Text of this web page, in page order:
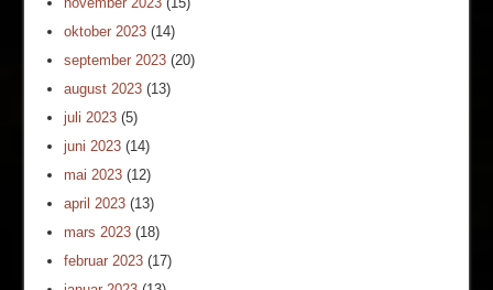
oktober 2023 (14)
september 2023 (20)
august 2023 (13)
juli 2023 (5)
juni 2023 (14)
mai 2023 (12)
april 2023 (13)
mars 2023 (18)
februar 2023 (17)